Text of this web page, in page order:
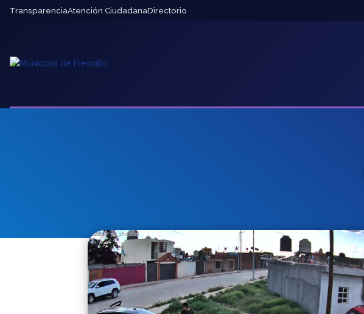
TransparenciaAtención CiudadanaDirectorio